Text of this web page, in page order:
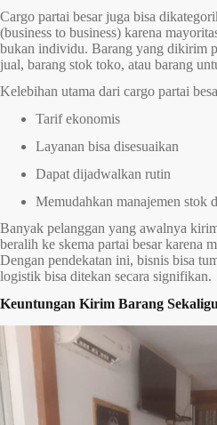
Cargo partai besar juga bisa
(business to business) karena
bukan individu. Barang yang dikirim
jual, barang stok toko, atau barang
Kelebihan utama dari cargo partai
Tarif ekonomis
Layanan bisa disesuaikan
Dapat dijadwalkan rutin
Memudahkan manajemen stok
Banyak pelanggan yang awalnya
beralih ke skema partai besar karena
Dengan pendekatan ini, bisnis bisa
logistik bisa ditekan secara signifikan.
Keuntungan Kirim Barang